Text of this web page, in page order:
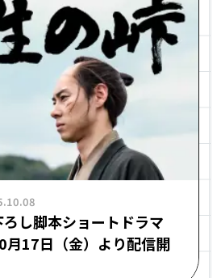
し脚本ショートドラマ
月17日（金）より配信開